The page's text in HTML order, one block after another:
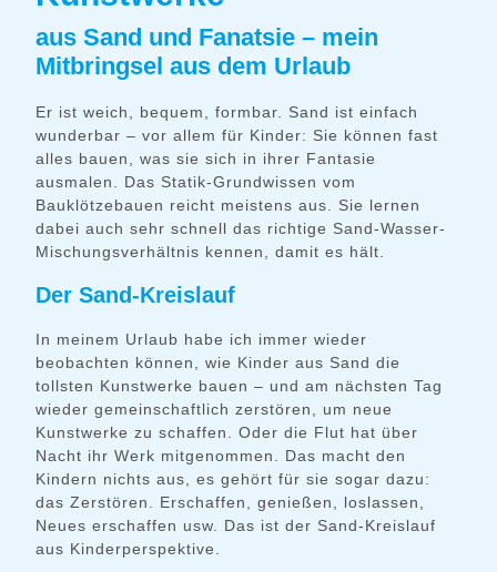
aus Sand und Fanatsie – mein
Mitbringsel aus dem Urlaub
Er ist weich, bequem, formbar. Sand ist einfach
wunderbar – vor allem für Kinder: Sie können fast
alles bauen, was sie sich in ihrer Fantasie
ausmalen. Das Statik-Grundwissen vom
Bauklötzebauen reicht meistens aus. Sie lernen
dabei auch sehr schnell das richtige Sand-Wasser-
Mischungsverhältnis kennen, damit es hält.
Der Sand-Kreislauf
In meinem Urlaub habe ich immer wieder
beobachten können, wie Kinder aus Sand die
tollsten Kunstwerke bauen – und am nächsten Tag
wieder gemeinschaftlich zerstören, um neue
Kunstwerke zu schaffen. Oder die Flut hat über
Nacht ihr Werk mitgenommen. Das macht den
Kindern nichts aus, es gehört für sie sogar dazu:
das Zerstören. Erschaffen, genießen, loslassen,
Neues erschaffen usw. Das ist der Sand-Kreislauf
aus Kinderperspektive.